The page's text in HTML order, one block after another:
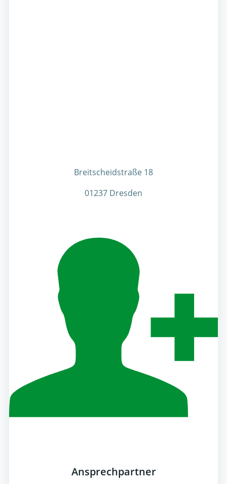
Breitscheidstraße 18
01237 Dresden
Ansprechpartner